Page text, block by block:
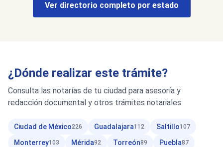
Ver directorio completo por estado
¿Dónde realizar este trámite?
Consulta las notarías de tu ciudad para asesoría y
redacción documental y otros trámites notariales:
Ciudad de México226 Guadalajara112 Saltillo107
Monterrey103 Mérida92 Torreón89 Puebla87